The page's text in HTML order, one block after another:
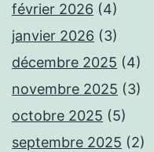
février 2026 (4)
janvier 2026 (3)
décembre 2025 (4)
novembre 2025 (3)
octobre 2025 (5)
septembre 2025 (2)